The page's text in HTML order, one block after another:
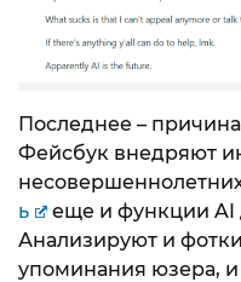
Последнее –
Фейсбук внедряют
ь
еще и функции AI
Анализируют и
упоминания юзера, и